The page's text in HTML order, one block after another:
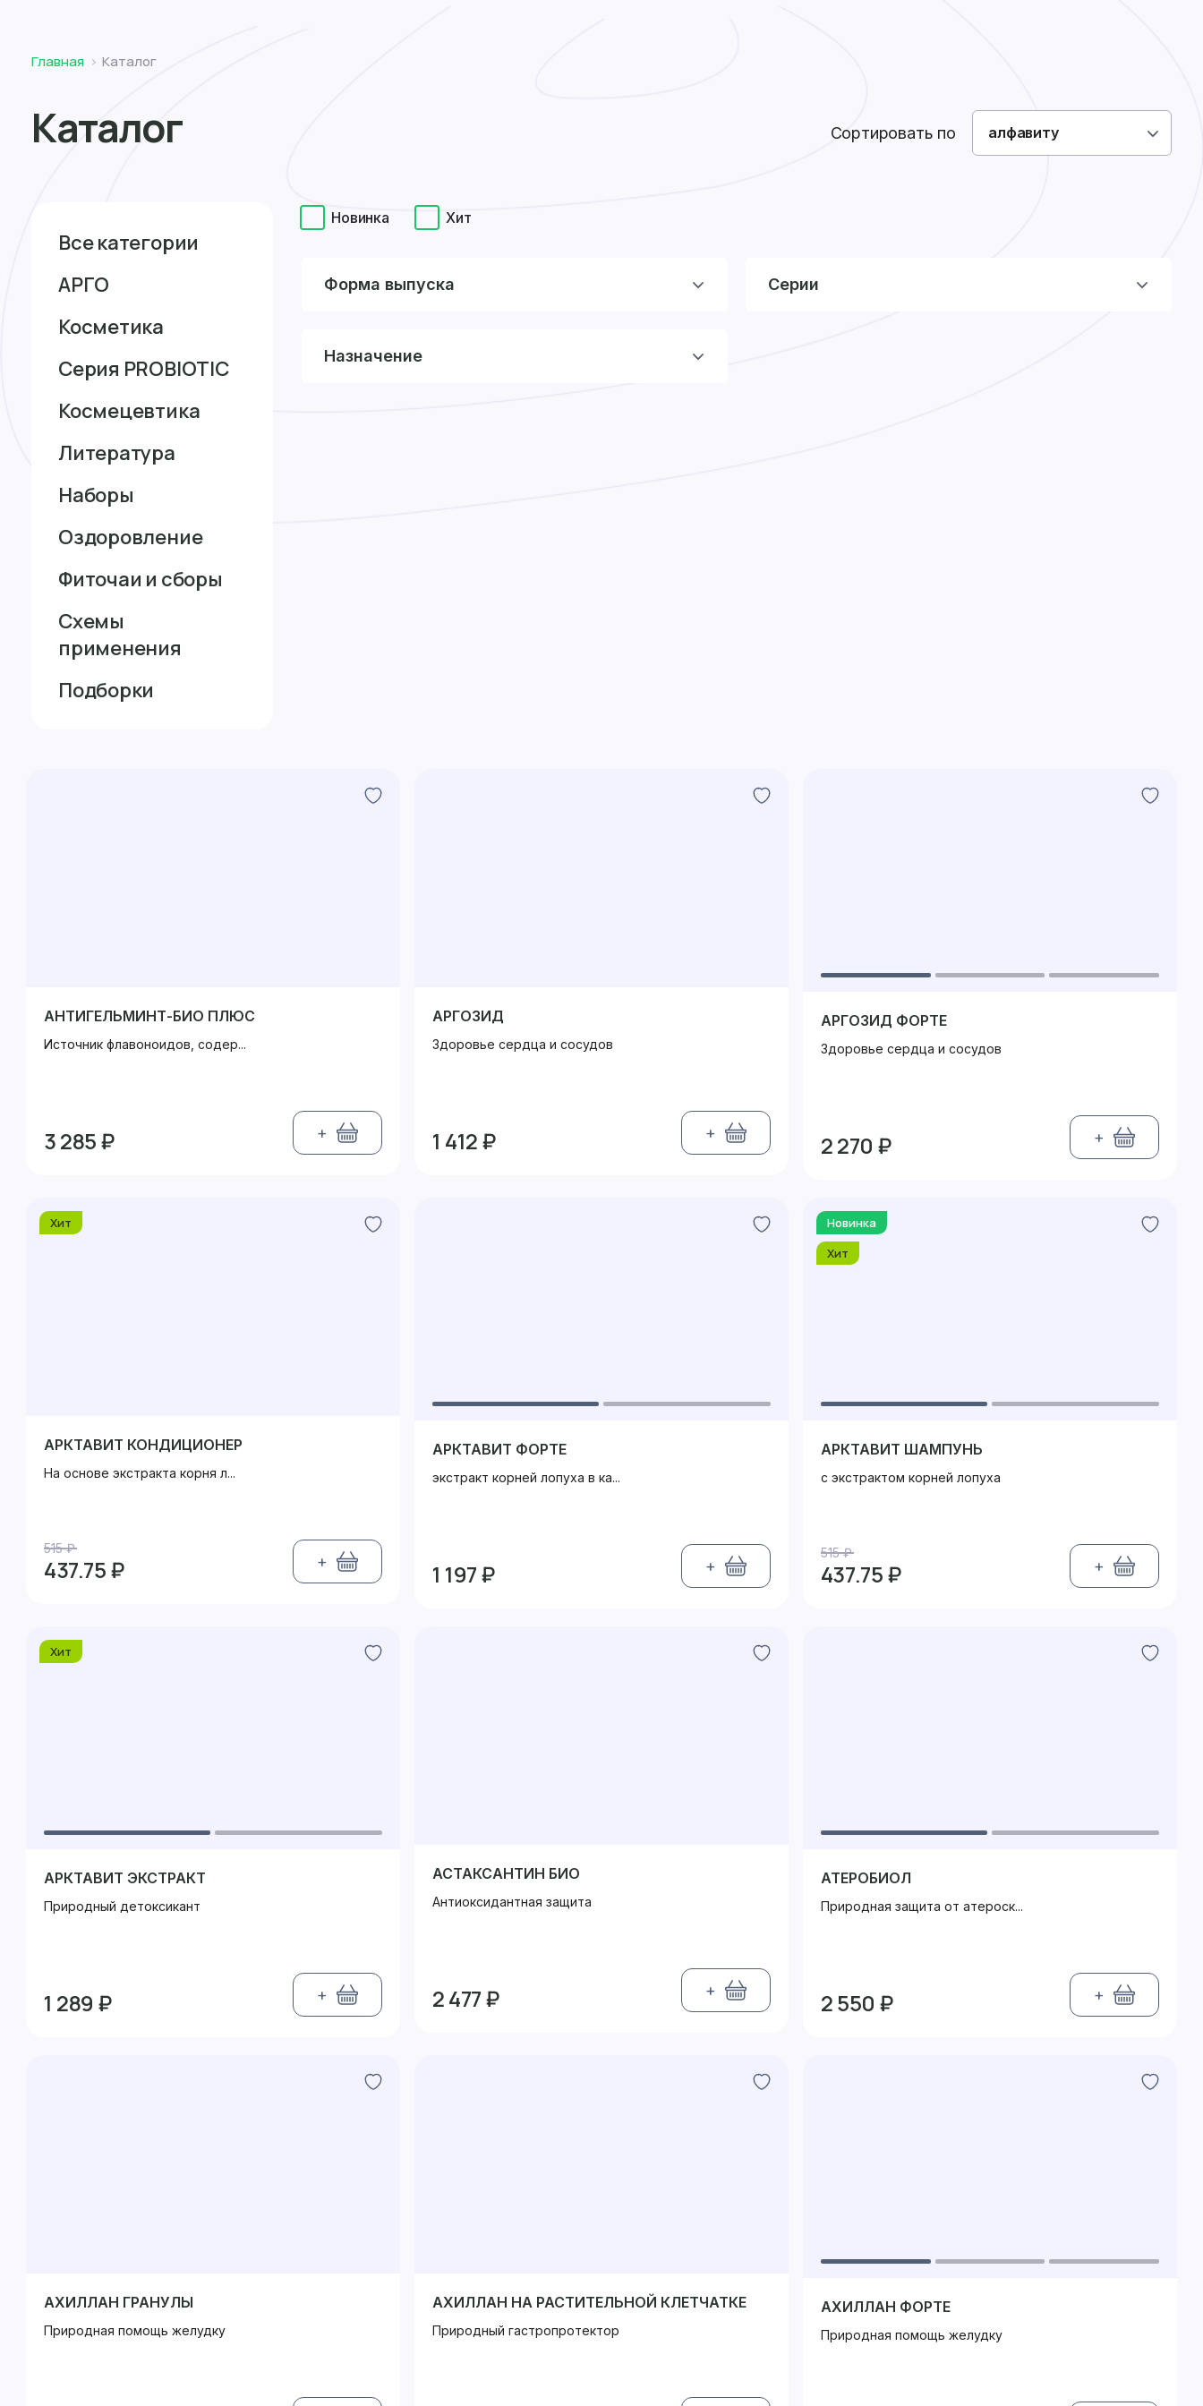
Главная Каталог
Каталог
Все категории
АРГО
Косметика
Серия PROBIOTIC
Космецевтика
Литература
Наборы
Оздоровление
Фиточаи и сборы
Схемы
применения
Подборки
Форма выпуска Серии
Назначение
Новинка Хит
Сортировать по алфавиту
АНТИГЕЛЬМИНТ-БИО ПЛЮС
Источник флавоноидов, содер...
3 285 ₽ +
АРГОЗИД
Здоровье сердца и сосудов
1 412 ₽ +
АРГОЗИД ФОРТЕ
Здоровье сердца и сосудов
2 270 ₽ +
Хит
АРКТАВИТ КОНДИЦИОНЕР
На основе экстракта корня л...
515 ₽
437.75 ₽ +
АРКТАВИТ ФОРТЕ
экстракт корней лопуха в ка...
1 197 ₽ +
Новинка
Хит
АРКТАВИТ ШАМПУНЬ
с экстрактом корней лопуха
515 ₽
437.75 ₽ +
Хит
АРКТАВИТ ЭКСТРАКТ
Природный детоксикант
1 289 ₽ +
АСТАКСАНТИН БИО
Антиоксидантная защита
2 477 ₽ +
АТЕРОБИОЛ
Природная защита от атероск...
2 550 ₽ +
АХИЛЛАН ГРАНУЛЫ
Природная помощь желудку
АХИЛЛАН НА РАСТИТЕЛЬНОЙ КЛЕТЧАТКЕ
Природный гастропротектор
АХИЛЛАН ФОРТЕ
Природная помощь желудку